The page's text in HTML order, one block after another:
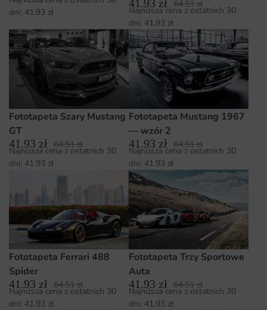
dni: 41.93 zł
41.93 zł 64.51zł
Najniższa cena z ostatnich 30
dni: 41.93 zł
Fototapeta Szary Mustang
GT
41.93 zł 64.51zł
Najniższa cena z ostatnich 30
dni: 41.93 zł
Fototapeta Mustang 1967
— wzór 2
41.93 zł 64.51zł
Najniższa cena z ostatnich 30
dni: 41.93 zł
Fototapeta Ferrari 488
Spider
41.93 zł 64.51zł
Najniższa cena z ostatnich 30
dni: 41.93 zł
Fototapeta Trzy Sportowe
Auta
41.93 zł 64.51zł
Najniższa cena z ostatnich 30
dni: 41.93 zł